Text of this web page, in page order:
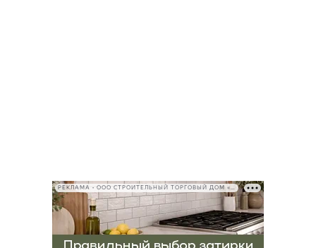
РЕКЛАМА • ООО СТРОИТЕЛЬНЫЙ ТОРГОВЫЙ ДОМ «ПЕТРОВИЧ», ИНН 7802348846